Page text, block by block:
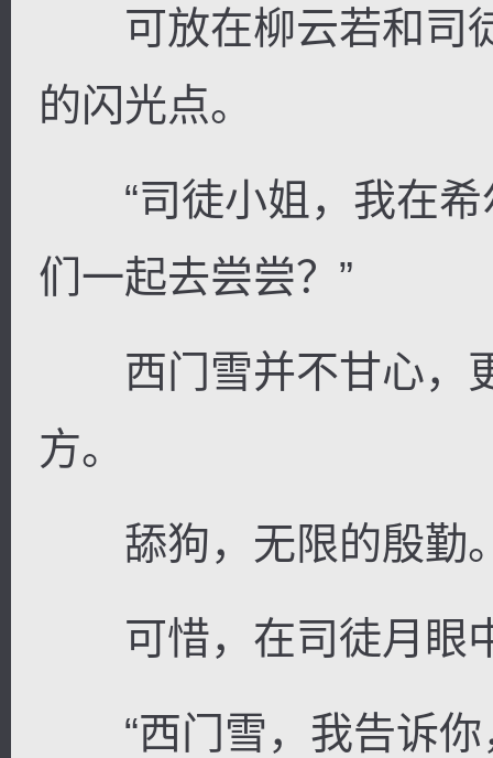
可放在柳云若和司
的闪光点。
“司徒小姐，我在希
们一起去尝尝？”
西门雪并不甘心，
方。
舔狗，无限的殷勤
可惜，在司徒月眼
“西门雪，我告诉你